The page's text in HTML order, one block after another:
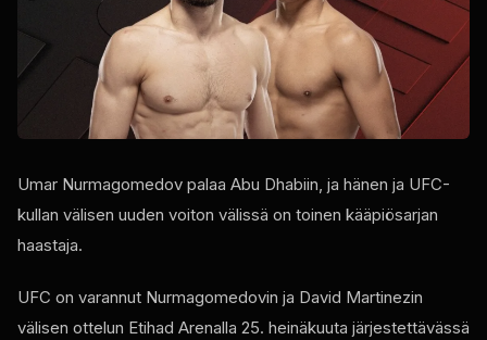
Umar Nurmagomedov palaa Abu Dhabiin, ja hänen ja UFC-
kullan välisen uuden voiton välissä on toinen kääpiösarjan
haastaja.
UFC on varannut Nurmagomedovin ja David Martinezin
välisen ottelun Etihad Arenalla 25. heinäkuuta järjestettävässä